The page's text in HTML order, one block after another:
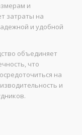
и
затраты на
и удобной
объединяет
что
на
и